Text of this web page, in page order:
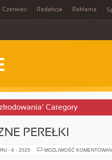
Czerwiec Redakcja Reklama
Category
PEREŁKI
- 6 - 2025 MOŻLIWOŚĆ